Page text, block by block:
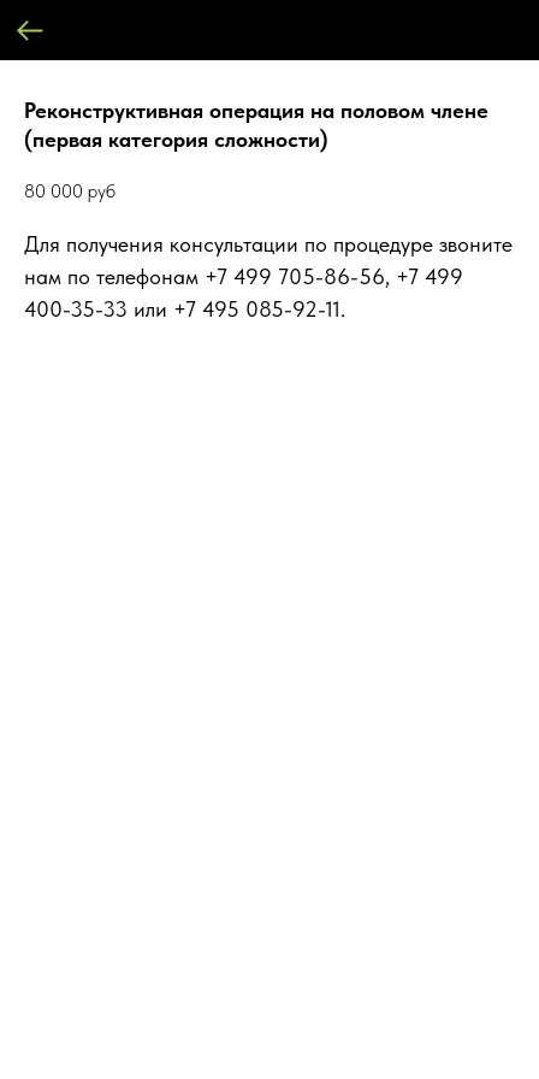
Реконструктивная операция на половом члене
(первая категория сложности)
80 000 руб
Для получения консультации по процедуре звоните
нам по телефонам +7 499 705-86-56, +7 499
400-35-33 или +7 495 085-92-11.